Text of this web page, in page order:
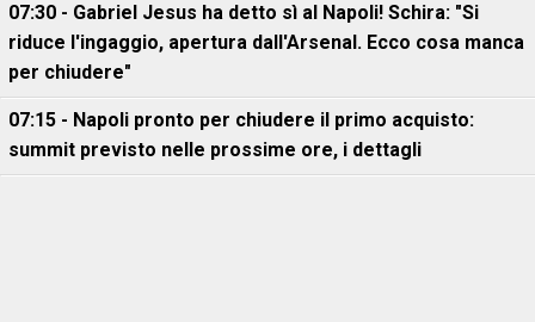
07:30 - Gabriel Jesus ha detto sì al Napoli! Schira: "Si
riduce l'ingaggio, apertura dall'Arsenal. Ecco cosa manca
per chiudere"
07:15 - Napoli pronto per chiudere il primo acquisto:
summit previsto nelle prossime ore, i dettagli